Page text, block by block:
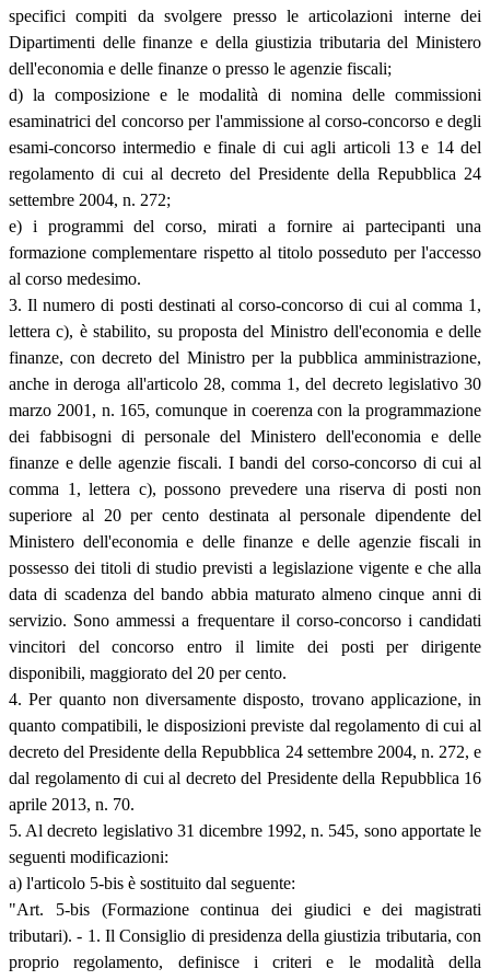
specifici compiti da svolgere presso le articolazioni interne dei
Dipartimenti delle finanze e della giustizia tributaria del Ministero
dell'economia e delle finanze o presso le agenzie fiscali;
d) la composizione e le modalità di nomina delle commissioni
esaminatrici del concorso per l'ammissione al corso-concorso e degli
esami-concorso intermedio e finale di cui agli articoli 13 e 14 del
regolamento di cui al decreto del Presidente della Repubblica 24
settembre 2004, n. 272;
e) i programmi del corso, mirati a fornire ai partecipanti una
formazione complementare rispetto al titolo posseduto per l'accesso
al corso medesimo.
3. Il numero di posti destinati al corso-concorso di cui al comma 1,
lettera c), è stabilito, su proposta del Ministro dell'economia e delle
finanze, con decreto del Ministro per la pubblica amministrazione,
anche in deroga all'articolo 28, comma 1, del decreto legislativo 30
marzo 2001, n. 165, comunque in coerenza con la programmazione
dei fabbisogni di personale del Ministero dell'economia e delle
finanze e delle agenzie fiscali. I bandi del corso-concorso di cui al
comma 1, lettera c), possono prevedere una riserva di posti non
superiore al 20 per cento destinata al personale dipendente del
Ministero dell'economia e delle finanze e delle agenzie fiscali in
possesso dei titoli di studio previsti a legislazione vigente e che alla
data di scadenza del bando abbia maturato almeno cinque anni di
servizio. Sono ammessi a frequentare il corso-concorso i candidati
vincitori del concorso entro il limite dei posti per dirigente
disponibili, maggiorato del 20 per cento.
4. Per quanto non diversamente disposto, trovano applicazione, in
quanto compatibili, le disposizioni previste dal regolamento di cui al
decreto del Presidente della Repubblica 24 settembre 2004, n. 272, e
dal regolamento di cui al decreto del Presidente della Repubblica 16
aprile 2013, n. 70.
5. Al decreto legislativo 31 dicembre 1992, n. 545, sono apportate le
seguenti modificazioni:
a) l'articolo 5-bis è sostituito dal seguente:
"Art. 5-bis (Formazione continua dei giudici e dei magistrati
tributari). - 1. Il Consiglio di presidenza della giustizia tributaria, con
proprio regolamento, definisce i criteri e le modalità della